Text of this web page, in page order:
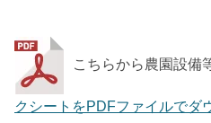
こちらから農園設備
クシートをPDFファイルでダ